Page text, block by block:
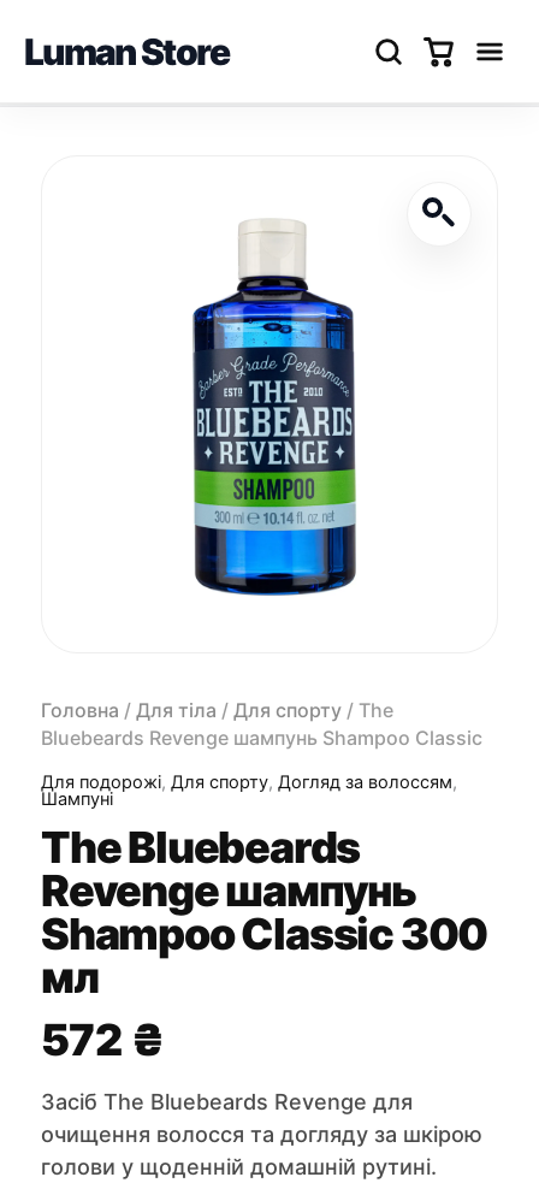
Luman Store
Головна / Для тіла / Для спорту / The
Bluebeards Revenge шампунь Shampoo Classic
Для подорожі, Для спорту, Догляд за волоссям,
Шампуні
The Bluebeards
Revenge шампунь
Shampoo Classic 300
мл
572 ₴
Засіб The Bluebeards Revenge для
очищення волосся та догляду за шкірою
голови у щоденній домашній рутині.